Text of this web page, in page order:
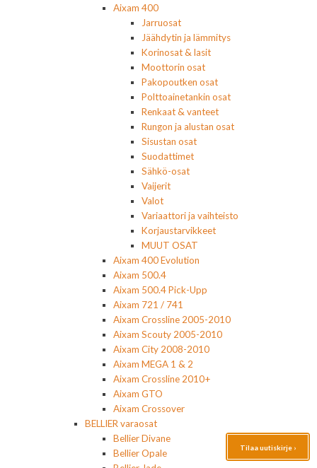
Aixam 400
Jarruosat
Jäähdytin ja lämmitys
Korinosat & lasit
Moottorin osat
Pakopoutken osat
Polttoainetankin osat
Renkaat & vanteet
Rungon ja alustan osat
Sisustan osat
Suodattimet
Sähkö-osat
Vaijerit
Valot
Variaattori ja vaihteisto
Korjaustarvikkeet
MUUT OSAT
Aixam 400 Evolution
Aixam 500.4
Aixam 500.4 Pick-Upp
Aixam 721 / 741
Aixam Crossline 2005-2010
Aixam Scouty 2005-2010
Aixam City 2008-2010
Aixam MEGA 1 & 2
Aixam Crossline 2010+
Aixam GTO
Aixam Crossover
BELLIER varaosat
Bellier Divane
Bellier Opale
Tilaa uutiskirje ›